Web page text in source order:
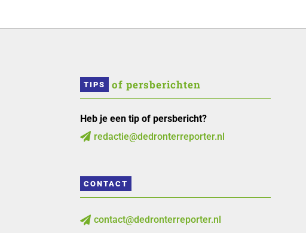
TIPS of persberichten
Heb je een tip of persbericht?
 redactie@dedronterreporter.nl
CONTACT
 contact@dedronterreporter.nl